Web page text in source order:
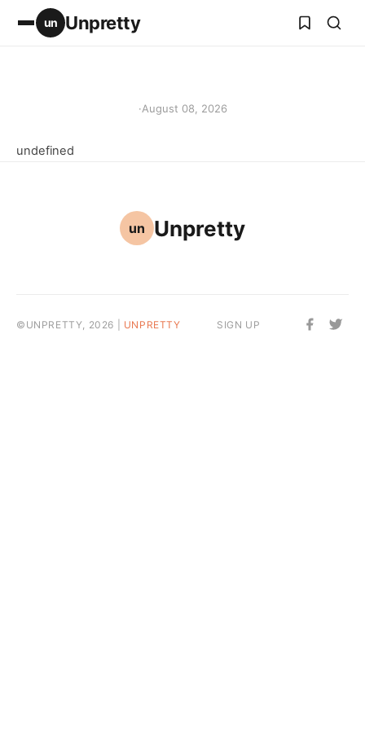
un Unpretty
·August 08, 2026
undefined
un Unpretty
©UNPRETTY, 2026 | UNPRETTY SIGN UP